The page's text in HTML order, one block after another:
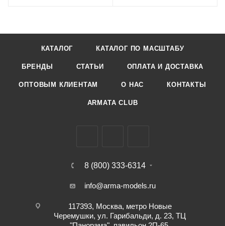
КАТАЛОГ КАТАЛОГ ПО МАСШТАБУ
БРЕНДЫ СТАТЬИ ОПЛАТА И ДОСТАВКА
ОПТОВЫМ КЛИЕНТАМ О НАС КОНТАКТЫ
ARMATA CLUB
8 (800) 333-6314
info@arma-models.ru
117393, Москва, метро Новые
Черемушки, ул. Гарибальди, д. 23, ТЦ